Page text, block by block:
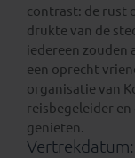
contrast: de rust
drukte van de
iedereen zouden
een oprecht
organisatie van
reisbegeleider
genieten.